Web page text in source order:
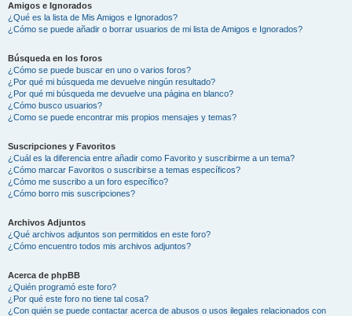
Amigos e Ignorados
¿Qué es la lista de Mis Amigos e Ignorados?
¿Cómo se puede añadir o borrar usuarios de mi lista de Amigos e Ignorados?
Búsqueda en los foros
¿Cómo se puede buscar en uno o varios foros?
¿Por qué mi búsqueda me devuelve ningún resultado?
¿Por qué mi búsqueda me devuelve una página en blanco?
¿Cómo busco usuarios?
¿Como se puede encontrar mis propios mensajes y temas?
Suscripciones y Favoritos
¿Cuál es la diferencia entre añadir como Favorito y suscribirme a un tema?
¿Cómo marcar Favoritos o suscribirse a temas específicos?
¿Cómo me suscribo a un foro específico?
¿Cómo borro mis suscripciones?
Archivos Adjuntos
¿Qué archivos adjuntos son permitidos en este foro?
¿Cómo encuentro todos mis archivos adjuntos?
Acerca de phpBB
¿Quién programó este foro?
¿Por qué este foro no tiene tal cosa?
¿Con quién se puede contactar acerca de abusos o usos ilegales relacionados con